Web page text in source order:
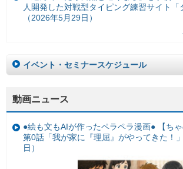
人開発した対戦型タイピング練習サイト「
（2026年5月29日）
イベント・セミナースケジュール
動画ニュース
●絵も文もAIが作ったペラペラ漫画● 【ちゃ
第0話「我が家に『理屈』がやってきた！
日）